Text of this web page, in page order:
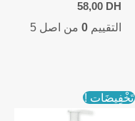
58,00 DH
التقييم0 من اصل 5
تَخْفِيضَات !